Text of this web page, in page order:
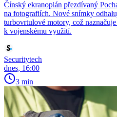
Čínský ekranoplán přezdívaný
na fotografiích. Nové snímky
turbovrtulové motory, což
k vojenskému využití.
Securitytech
dnes, 16:00
3 min